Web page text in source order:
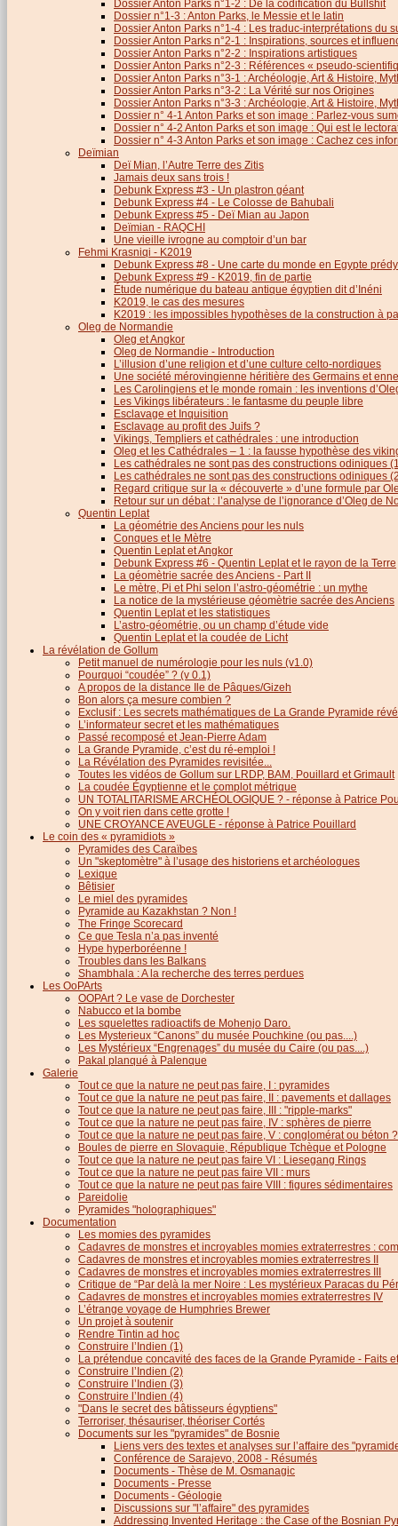
Dossier Anton Parks n°1-2 : De la codification du Bullshit
Dossier n°1-3 : Anton Parks, le Messie et le latin
Dossier Anton Parks n°1-4 : Les traduc-interprétations du
Dossier Anton Parks n°2-1 : Inspirations, sources et
Dossier Anton Parks n°2-2 : Inspirations artistiques
Dossier Anton Parks n°2-3 : Références « pseudo-
Dossier Anton Parks n°3-1 : Archéologie, Art & Histoire,
Dossier Anton Parks n°3-2 : La Vérité sur nos Origines
Dossier Anton Parks n°3-3 : Archéologie, Art & Histoire,
Dossier n° 4-1 Anton Parks et son image : Parlez-vous
Dossier n° 4-2 Anton Parks et son image : Qui est le
Dossier n° 4-3 Anton Parks et son image : Cachez ces
Deïmian
Deï Mian, l’Autre Terre des Zitis
Jamais deux sans trois !
Debunk Express #3 - Un plastron géant
Debunk Express #4 - Le Colosse de Bahubali
Debunk Express #5 - Deï Mian au Japon
Deïmian - RAQCHI
Une vieille ivrogne au comptoir d’un bar
Fehmi Krasniqi - K2019
Debunk Express #8 - Une carte du monde en Egypte
Debunk Express #9 - K2019, fin de partie
Étude numérique du bateau antique égyptien dit d’Inéni
K2019, le cas des mesures
K2019 : les impossibles hypothèses de la construction à
Oleg de Normandie
Oleg et Angkor
Oleg de Normandie - Introduction
L’illusion d’une religion et d’une culture celto-nordiques
Une société mérovingienne héritière des Germains et
Les Carolingiens et le monde romain : les inventions
Les Vikings libérateurs : le fantasme du peuple libre
Esclavage et Inquisition
Esclavage au profit des Juifs ?
Vikings, Templiers et cathédrales : une introduction
Oleg et les Cathédrales – 1 : la fausse hypothèse des
Les cathédrales ne sont pas des constructions odiniques
Les cathédrales ne sont pas des constructions odiniques
Regard critique sur la « découverte » d’une formule par
Retour sur un débat : l’analyse de l’ignorance d’Oleg de
Quentin Leplat
La géométrie des Anciens pour les nuls
Conques et le Mètre
Quentin Leplat et Angkor
Debunk Express #6 - Quentin Leplat et le rayon de la Terre
La géomètrie sacrée des Anciens - Part II
Le mètre, Pi et Phi selon l’astro-géométrie : un mythe
La notice de la mystérieuse géomètrie sacrée des Anciens
Quentin Leplat et les statistiques
L’astro-géométrie, ou un champ d’étude vide
Quentin Leplat et la coudée de Licht
La révélation de Gollum
Petit manuel de numérologie pour les nuls (v1.0)
Pourquoi “coudée” ? (v 0.1)
A propos de la distance Ile de Pâques/Gizeh
Bon alors ça mesure combien ?
Exclusif : Les secrets mathématiques de La Grande Pyramide
L’informateur secret et les mathématiques
Passé recomposé et Jean-Pierre Adam
La Grande Pyramide, c’est du ré-emploi !
La Révélation des Pyramides revisitée...
Toutes les vidéos de Gollum sur LRDP, BAM, Pouillard et Grimault
La coudée Égyptienne et le complot métrique
UN TOTALITARISME ARCHÉOLOGIQUE ? - réponse à Patrice
On y voit rien dans cette grotte !
UNE CROYANCE AVEUGLE - réponse à Patrice Pouillard
Le coin des « pyramidiots »
Pyramides des Caraïbes
Un "skeptomètre" à l’usage des historiens et archéologues
Lexique
Bêtisier
Le miel des pyramides
Pyramide au Kazakhstan ? Non !
The Fringe Scorecard
Ce que Tesla n’a pas inventé
Hype hyperboréenne !
Troubles dans les Balkans
Shambhala : A la recherche des terres perdues
Les OoPArts
OOPArt ? Le vase de Dorchester
Nabucco et la bombe
Les squelettes radioactifs de Mohenjo Daro.
Les Mysterieux “Canons” du musée Pouchkine (ou pas....)
Les Mystérieux “Engrenages” du musée du Caire (ou pas....)
Pakal planqué à Palenque
Galerie
Tout ce que la nature ne peut pas faire, I : pyramides
Tout ce que la nature ne peut pas faire, II : pavements et dallages
Tout ce que la nature ne peut pas faire, III : "ripple-marks"
Tout ce que la nature ne peut pas faire, IV : sphères de pierre
Tout ce que la nature ne peut pas faire, V : conglomérat ou béton ?
Boules de pierre en Slovaquie, République Tchèque et Pologne
Tout ce que la nature ne peut pas faire VI : Liesegang Rings
Tout ce que la nature ne peut pas faire VII : murs
Tout ce que la nature ne peut pas faire VIII : figures sédimentaires
Pareidolie
Pyramides "holographiques"
Documentation
Les momies des pyramides
Cadavres de monstres et incroyables momies extraterrestres :
Cadavres de monstres et incroyables momies extraterrestres II
Cadavres de monstres et incroyables momies extraterrestres III
Critique de “Par delà la mer Noire : Les mystérieux Paracas du
Cadavres de monstres et incroyables momies extraterrestres IV
L’étrange voyage de Humphries Brewer
Un projet à soutenir
Rendre Tintin ad hoc
Construire l’Indien (1)
La prétendue concavité des faces de la Grande Pyramide - Faits
Construire l’Indien (2)
Construire l’Indien (3)
Construire l’Indien (4)
"Dans le secret des bâtisseurs égyptiens"
Terroriser, thésauriser, théoriser Cortés
Documents sur les "pyramides" de Bosnie
Liens vers des textes et analyses sur l’affaire des
Conférence de Sarajevo, 2008 - Résumés
Documents - Thèse de M. Osmanagic
Documents - Presse
Documents - Géologie
Discussions sur "l’affaire" des pyramides
Addressing Invented Heritage : the Case of the Bosnian